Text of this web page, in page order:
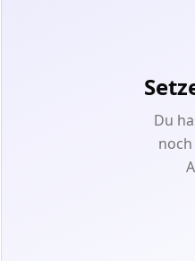
Du